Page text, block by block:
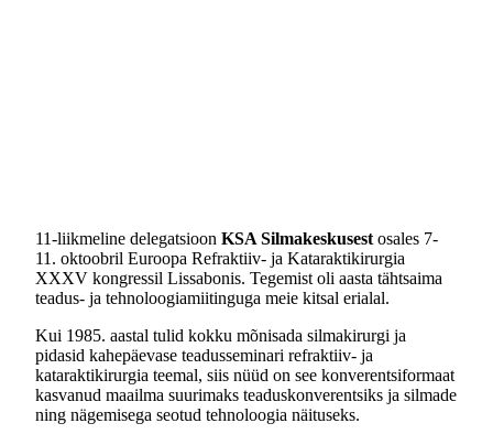
11-liikmeline delegatsioon KSA Silmakeskusest osales 7-
11. oktoobril Euroopa Refraktiiv- ja Kataraktikirurgia
XXXV kongressil Lissabonis. Tegemist oli aasta tähtsaima
teadus- ja tehnoloogiamiitinguga meie kitsal erialal.
Kui 1985. aastal tulid kokku mõnisada silmakirurgi ja
pidasid kahepäevase teadusseminari refraktiiv- ja
kataraktikirurgia teemal, siis nüüd on see konverentsiformaat
kasvanud maailma suurimaks teaduskonverentsiks ja silmade
ning nägemisega seotud tehnoloogia näituseks.